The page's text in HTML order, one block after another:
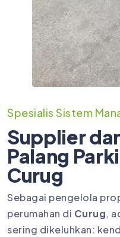
Spesialis Sistem
Supplier
Palang
Curug
Sebagai pengelola
perumahan di Curug,
sering dikeluhkan: